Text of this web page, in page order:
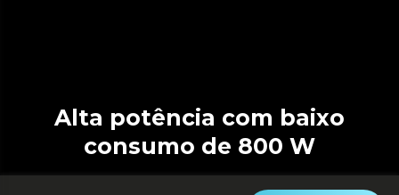
Alta potência com baixo
consumo de 800 W